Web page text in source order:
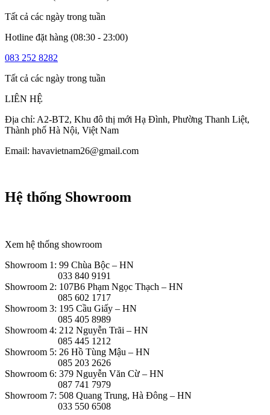
Tất cả các ngày trong tuần
Hotline đặt hàng (08:30 - 23:00)
083 252 8282
Tất cả các ngày trong tuần
LIÊN HỆ
Địa chỉ: A2-BT2, Khu đô thị mới Hạ Đình, Phường Thanh Liệt,
Thành phố Hà Nội, Việt Nam
Email: havavietnam26@gmail.com
Hệ thống Showroom
Xem hệ thống showroom
Showroom 1: 99 Chùa Bộc – HN
033 840 9191
Showroom 2: 107B6 Phạm Ngọc Thạch – HN
085 602 1717
Showroom 3: 195 Cầu Giấy – HN
085 405 8989
Showroom 4: 212 Nguyễn Trãi – HN
085 445 1212
Showroom 5: 26 Hồ Tùng Mậu – HN
085 203 2626
Showroom 6: 379 Nguyễn Văn Cừ – HN
087 741 7979
Showroom 7: 508 Quang Trung, Hà Đông – HN
033 550 6508